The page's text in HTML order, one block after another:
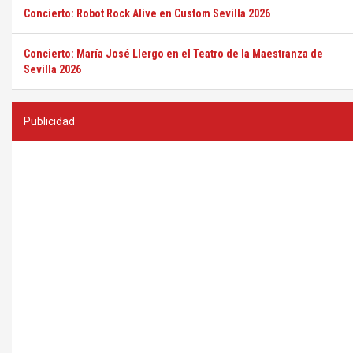
Concierto: Robot Rock Alive en Custom Sevilla 2026
Concierto: María José Llergo en el Teatro de la Maestranza de
Sevilla 2026
Publicidad